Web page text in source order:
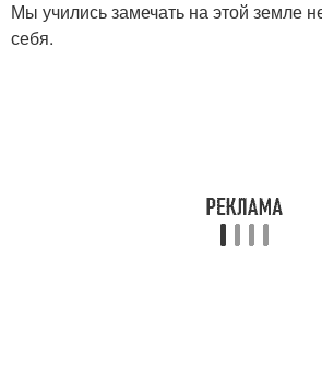
Мы учились замечать на этой земле
себя.